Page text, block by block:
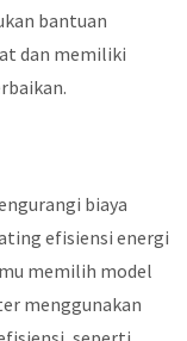
bantuan
dan memiliki
biaya
efisiensi energi
memilih model
menggunakan